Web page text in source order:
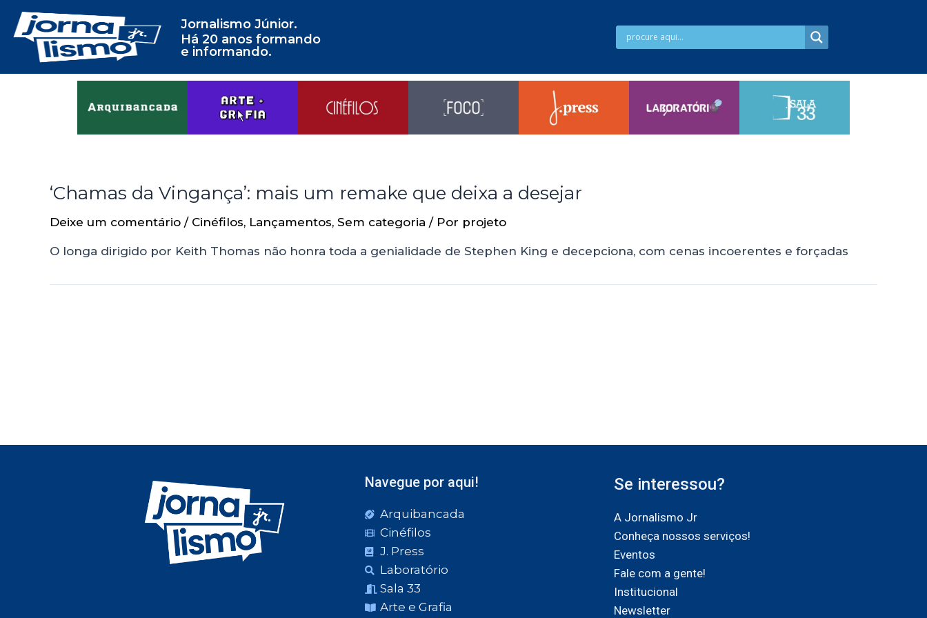
Jornalismo Júnior.
Há 20 anos formando
e informando.
‘Chamas da Vingança’: mais um remake que deixa a desejar
Deixe um comentário / Cinéfilos, Lançamentos, Sem categoria / Por projeto
O longa dirigido por Keith Thomas não honra toda a genialidade de Stephen King e decepciona, com cenas incoerentes e forçadas
Navegue por aqui!
Arquibancada
Cinéfilos
J. Press
Laboratório
Sala 33
Arte e Grafia
Se interessou?
A Jornalismo Jr
Conheça nossos serviços!
Eventos
Fale com a gente!
Institucional
Newsletter